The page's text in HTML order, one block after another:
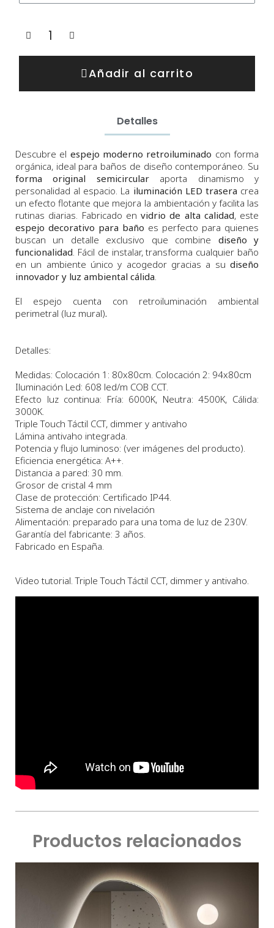
Añadir al carrito
Detalles
Descubre el espejo moderno retroiluminado con forma
orgánica, ideal para baños de diseño contemporáneo. Su
forma original semicircularaporta dinamismo y
personalidad al espacio. La iluminación LED trasera crea
un efecto flotante que mejora la ambientación y facilita las
rutinas diarias. Fabricado en vidrio de alta calidad, este
espejo decorativo para baño es perfecto para quienes
buscan un detalle exclusivo que combine diseño y
funcionalidad . Fácil de instalar, transforma cualquier baño
en un ambiente único y acogedor gracias a su diseño
innovador y luz ambiental cálida
El espejo cuenta con retroiluminación ambiental
perimetral (luz mural).
Detalles:
Medidas: Colocación 1: 80x80cm. Colocación 2: 94x80cm
Iluminación Led: 608 led/m COB CCT.
Efecto luz continua: Fría: 6000K, Neutra: 4500K, Cálida:
3000K.
Triple Touch Táctil CCT, dimmer y antivaho
Lámina antivaho integrada.
Potencia y flujo luminoso: (ver imágenes del producto).
Eficiencia energética: A++.
Distancia a pared: 30 mm.
Grosor de cristal 4 mm
Clase de protección: Certificado IP44.
Sistema de anclaje con nivelación
Alimentación: preparado para una toma de luz de 230V.
Garantía del fabricante: 3 años.
Fabricado en España.
Video tutorial. Triple Touch Táctil CCT, dimmer y antivaho.
Productos relacionados